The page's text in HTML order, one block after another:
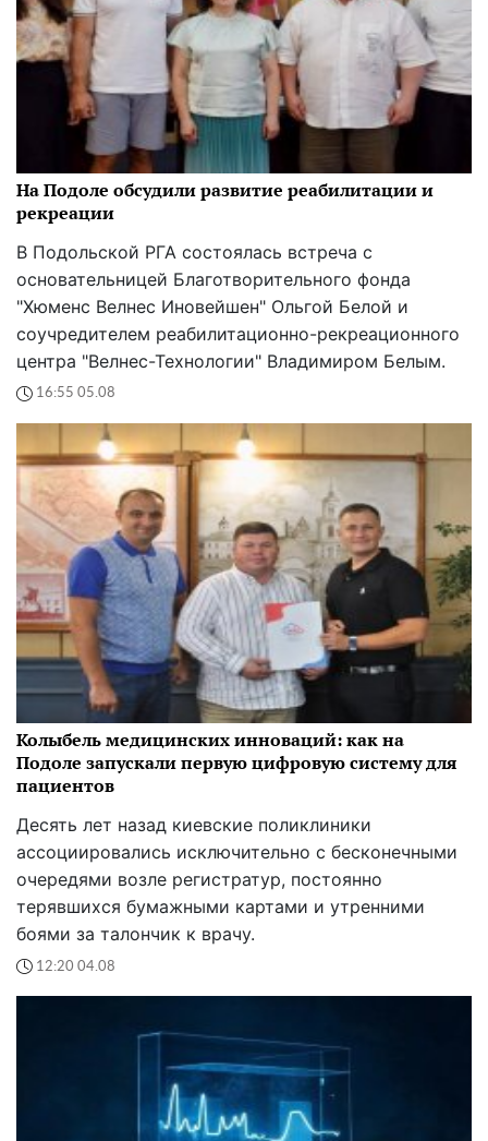
На Подоле обсудили развитие реабилитации и
рекреации
В Подольской РГА состоялась встреча с
основательницей Благотворительного фонда
"Хюменс Велнес Иновейшен" Ольгой Белой и
соучредителем реабилитационно-рекреационного
центра "Велнес-Технологии" Владимиром Белым.
16:55 05.08
Колыбель медицинских инноваций: как на
Подоле запускали первую цифровую систему для
пациентов
Десять лет назад киевские поликлиники
ассоциировались исключительно с бесконечными
очередями возле регистратур, постоянно
терявшихся бумажными картами и утренними
боями за талончик к врачу.
12:20 04.08